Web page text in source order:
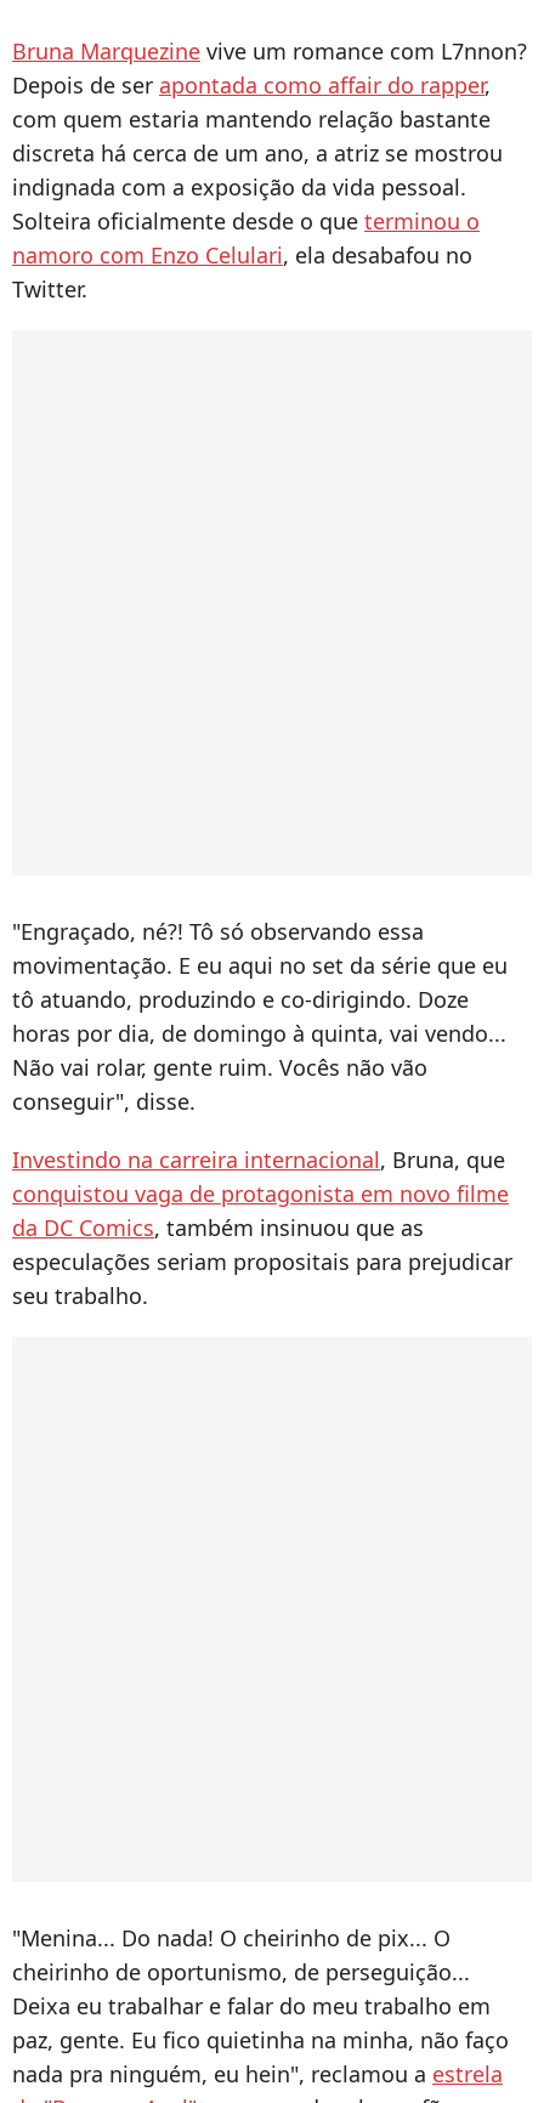
Bruna Marquezine vive um romance com L7nnon?
Depois de ser apontada como affair do rapper,
com quem estaria mantendo relação bastante
discreta há cerca de um ano, a atriz se mostrou
indignada com a exposição da vida pessoal.
Solteira oficialmente desde o que terminou o
namoro com Enzo Celulari, ela desabafou no
Twitter.
"Engraçado, né?! Tô só observando essa
movimentação. E eu aqui no set da série que eu
tô atuando, produzindo e co-dirigindo. Doze
horas por dia, de domingo à quinta, vai vendo...
Não vai rolar, gente ruim. Vocês não vão
conseguir", disse.
Investindo na carreira internacional, Bruna, que
conquistou vaga de protagonista em novo filme
da DC Comics, também insinuou que as
especulações seriam propositais para prejudicar
seu trabalho.
"Menina... Do nada! O cheirinho de pix... O
cheirinho de oportunismo, de perseguição...
Deixa eu trabalhar e falar do meu trabalho em
paz, gente. Eu fico quietinha na minha, não faço
nada pra ninguém, eu hein", reclamou a estrela